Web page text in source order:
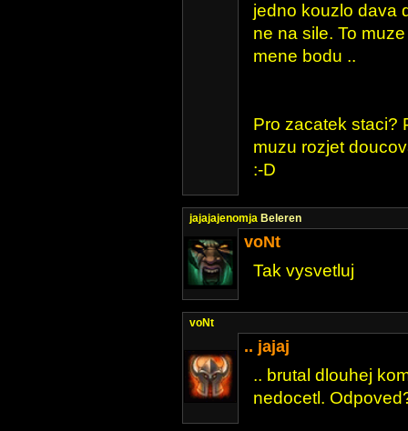
jedno kouzlo dava
ne na sile. To
mene bodu ..
Pro zacatek staci?
muzu rozjet
:-D
jajajajenomja Beleren
voNt
Tak vysvetluj
voNt
.. jajaj
.. brutal dlouhej
nedocetl.